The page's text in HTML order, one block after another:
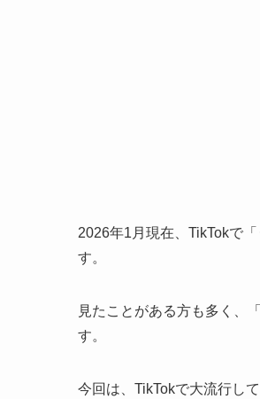
2026年1月現在、TikTokで
す。
見たことがある方も多く、
す。
今回は、TikTokで大流行し